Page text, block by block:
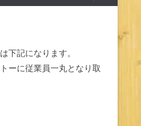
下記になります。
ーに従業員一丸となり取